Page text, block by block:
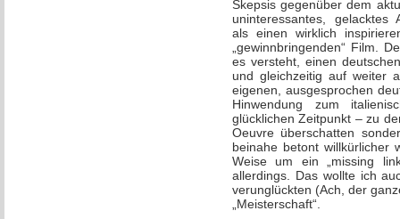
Skepsis gegenüber dem
uninteressantes, gelacktes
als einen wirklich
„gewinnbringenden“ Film.
es versteht, einen
und gleichzeitig auf weiter
eigenen, ausgesprochen
Hinwendung zum
glücklichen Zeitpunkt – zu
Oeuvre überschatten
beinahe betont willkürlicher
Weise um ein „missing
allerdings. Das wollte ich
verunglückten (Ach, der
„Meisterschaft“.